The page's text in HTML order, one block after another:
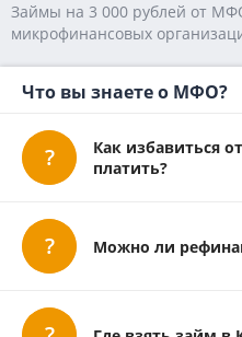
Займы на 3 000 рублей от
микpoфинaнcoвыx
Что вы знаете о МФО?
Как избавиться
платить?
Можно ли